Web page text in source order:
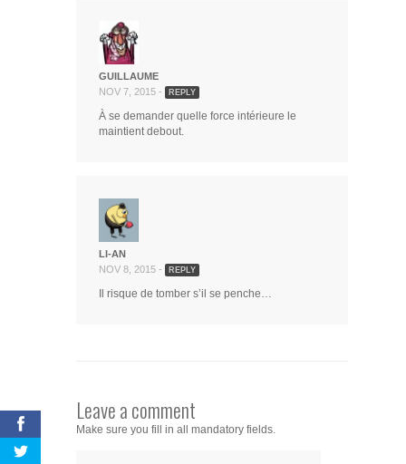
GUILLAUME
NOV 7, 2015 -
REPLY
À se demander quelle force intérieure le
maintient debout.
LI-AN
NOV 8, 2015 -
REPLY
Il risque de tomber s’il se penche…
Leave a comment
Make sure you fill in all mandatory fields.